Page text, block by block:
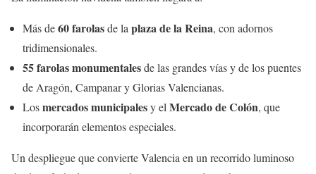
Más de60 farolasde laplaza de la Reina, con adornos
tridimensionales.
55 farolas monumentalesde las grandes vías y de los puentes
de Aragón, Campanar y Glorias Valencianas.
Losmercados municipalesy elMercado de Colón, que
incorporarán elementos especiales.
Un despliegue que convierte Valencia en un recorrido luminoso